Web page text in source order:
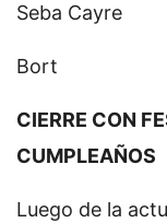
Seba Cayre
Bort
CIERRE CON
CUMPLEAÑOS
Luego de la